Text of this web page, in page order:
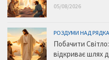
05/08/2026
РОЗДУМИ НАД
Побачити
відкриває шлях